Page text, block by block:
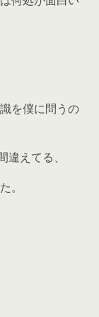
を僕に問うの
えてる、
。